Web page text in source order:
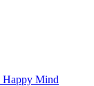
Happy Mind